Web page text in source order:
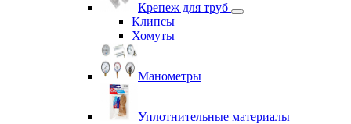
Крепеж для труб
Клипсы
Хомуты
Манометры
Уплотнительные материалы